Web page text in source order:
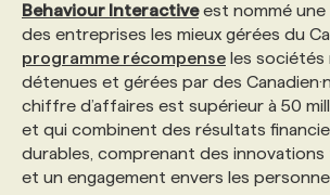
PRIX ET DISTINCTIONS
TENDANCES
GEO/SEO
ÉVÉNEMENTIEL
NOS AUTEUR‧RICES
FAQ
ANNONCEZ AVEC NOUS
FORMATIONS PERSONNALISÉES
NOS FORMATEUR‧RICES
POURQUOI CHOISIR NOS
NOS TARIFS
NOS EXPERTISES
Behaviour Interactiveest nommé une
des entreprises les mieux gérées du
programme récompense les sociétés
détenues et gérées par des
chiffre d’affaires est supérieur à 50
et qui combinent des résultats
durables, comprenant des
et un engagement envers les